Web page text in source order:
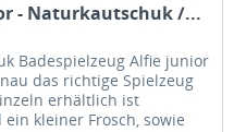
- Naturkautschuk /...
Badespielzeug Alfie junior
das richtige Spielzeug
erhältlich ist
kleiner Frosch, sowie